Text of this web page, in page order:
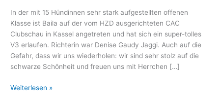
In der mit 15 Hündinnen sehr stark aufgestellten offenen
Klasse ist Baila auf der vom HZD ausgerichteten CAC
Clubschau in Kassel angetreten und hat sich ein super-tolles
V3 erlaufen. Richterin war Denise Gaudy Jaggi. Auch auf die
Gefahr, dass wir uns wiederholen: wir sind sehr stolz auf die
schwarze Schönheit und freuen uns mit Herrchen […]
Weiterlesen »